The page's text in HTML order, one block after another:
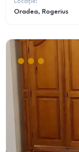
Oradea, Rogerius